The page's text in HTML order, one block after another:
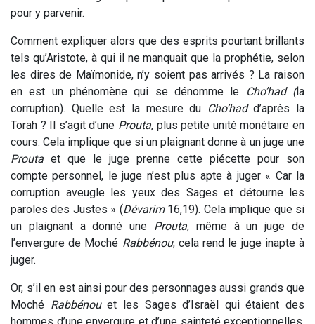
pour y parvenir.
Comment expliquer alors que des esprits pourtant brillants
tels qu’Aristote, à qui il ne manquait que la prophétie, selon
les dires de Maïmonide, n’y soient pas arrivés ? La raison
en est un phénomène qui se dénomme le
Cho’had (la
corruption). Quelle est la mesure du Cho’hadd’après la
Torah ? Il s’agit d’une Prouta, plus petite unité monétaire en
cours. Cela implique que si un plaignant donne à un juge une
Prouta et que le juge prenne cette piécette pour son
compte personnel, le juge n’est plus apte à juger « Car la
corruption aveugle les yeux des Sages et détourne les
paroles des Justes » (Dévarim16,19). Cela implique que si
un plaignant a donné une Prouta, même à un juge de
l’envergure de Moché Rabbénou, cela rend le juge inapte à
juger.
Or, s’il en est ainsi pour des personnages aussi grands que
Moché Rabbénouet les Sages d’Israël qui étaient des
hommes d’une envergure et d’une sainteté exceptionnelles,